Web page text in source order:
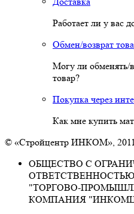
Работает ли у вас
Обмен/возврат
Могу ли обменять/
товар?
Покупка через
Как мне купить
© «Стройцентр ИНКОМ»,
ОБЩЕСТВО С
ОТВЕТСТВЕННОСТЬЮ
"ТОРГОВО-
КОМПАНИЯ